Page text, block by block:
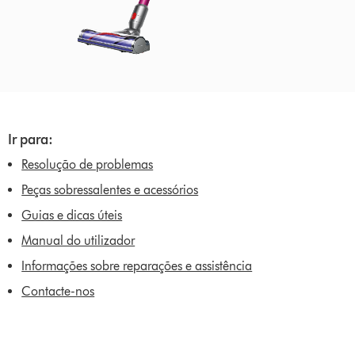
Ir para:
Resolução de problemas
Peças sobressalentes e acessórios
Guias e dicas úteis
Manual do utilizador
Informações sobre reparações e assistência
Contacte-nos